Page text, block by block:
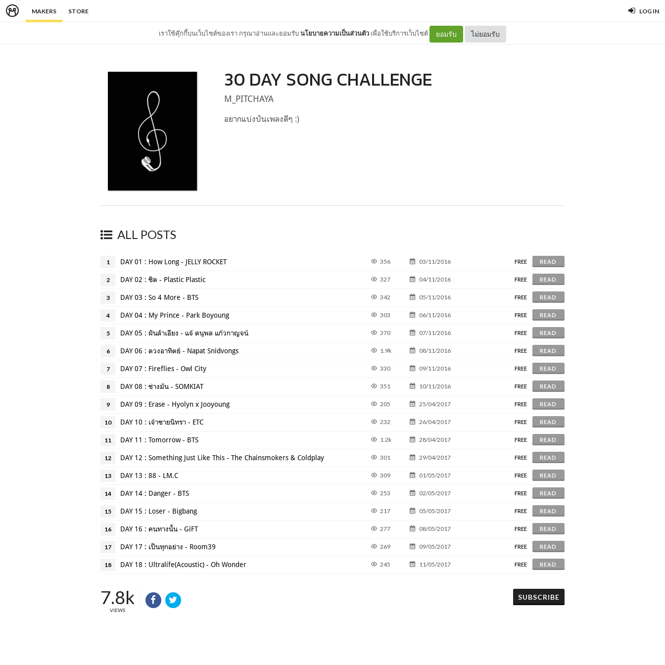
MAKERS STORE LOG IN
เราใช้คุ๊กกี้บนเว็บไซต์ของเรา กรุณาอ่านและยอมรับนโยบายความเป็นส่วนตัว เพื่อใช้บริการเว็บไซต์ ยอมรับ ไม่ยอมรับ
30 DAY SONG CHALLENGE
M_PITCHAYA
อยากแบ่งปันเพลงดีๆ :)
ALL POSTS
1 DAY 01 : How Long - JELLY ROCKET 356 03/11/2016 FREE READ
2 DAY 02 : ชิด - Plastic Plastic 327 04/11/2016 FREE READ
3 DAY 03 : So 4 More - BTS 342 05/11/2016 FREE READ
4 DAY 04 : My Prince - Park Boyoung 303 06/11/2016 FREE READ
5 DAY 05 : ฝันลำเอียง - แจ้ ดนุพล แก้วกาญจน์ 370 07/11/2016 FREE READ
6 DAY 06 : ดวงอาทิตย์ - Napat Snidvongs 1.9k 08/11/2016 FREE READ
7 DAY 07 : Fireflies - Owl City 330 09/11/2016 FREE READ
8 DAY 08 : ช่างมัน - SOMKIAT 351 10/11/2016 FREE READ
9 DAY 09 : Erase - Hyolyn x Jooyoung 205 25/04/2017 FREE READ
10 DAY 10 : เจ้าชายนิทรา - ETC 232 26/04/2017 FREE READ
11 DAY 11 : Tomorrow - BTS 1.2k 28/04/2017 FREE READ
12 DAY 12 : Something Just Like This - The Chainsmokers & Coldplay 301 29/04/2017 FREE READ
13 DAY 13 : 88 - LM.C 309 01/05/2017 FREE READ
14 DAY 14 : Danger - BTS 253 02/05/2017 FREE READ
15 DAY 15 : Loser - Bigbang 217 05/05/2017 FREE READ
16 DAY 16 : คนทางนั้น - GiFT 277 08/05/2017 FREE READ
17 DAY 17 : เป็นทุกอย่าง - Room39 269 09/05/2017 FREE READ
18 DAY 18 : Ultralife(Acoustic) - Oh Wonder 245 11/05/2017 FREE READ
7.8k
VIEWS
SUBSCRIBE